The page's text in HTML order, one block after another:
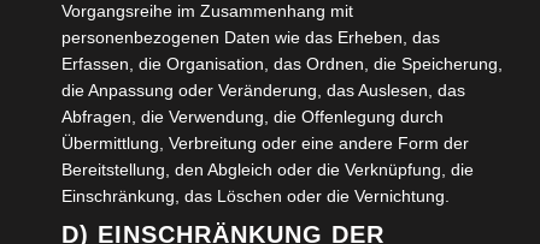
Wir sind soweit, wenn wir uns alle begrüßt haben, dass
die Teams, die gegeneinander antreten sollen, ermittelt
werden können. Die Stadtgrabenbouler von
Wolfenbüttel bilden hierzu eine lange Reihe und einer
wirft zunächst eine kleine Zielkugel. Spätestens jetzt
sollte jeder Boulespieler eine seiner Stahlkugeln parat
haben, um sie gemeinsam mit den anderen auf
Vorgangsreihe im Zusammenhang mit
personenbezogenen Daten wie das Erheben, das
Erfassen, die Organisation, das Ordnen, die Speicherung,
die Anpassung oder Veränderung, das Auslesen, das
Abfragen, die Verwendung, die Offenlegung durch
Übermittlung, Verbreitung oder eine andere Form der
Bereitstellung, den Abgleich oder die Verknüpfung, die
Einschränkung, das Löschen oder die Vernichtung.
D) EINSCHRÄNKUNG DER